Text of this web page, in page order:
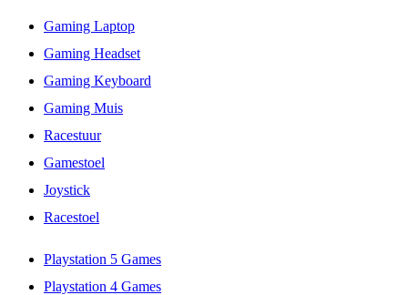
Gaming Laptop
Gaming Headset
Gaming Keyboard
Gaming Muis
Racestuur
Gamestoel
Joystick
Racestoel
Playstation 5 Games
Playstation 4 Games